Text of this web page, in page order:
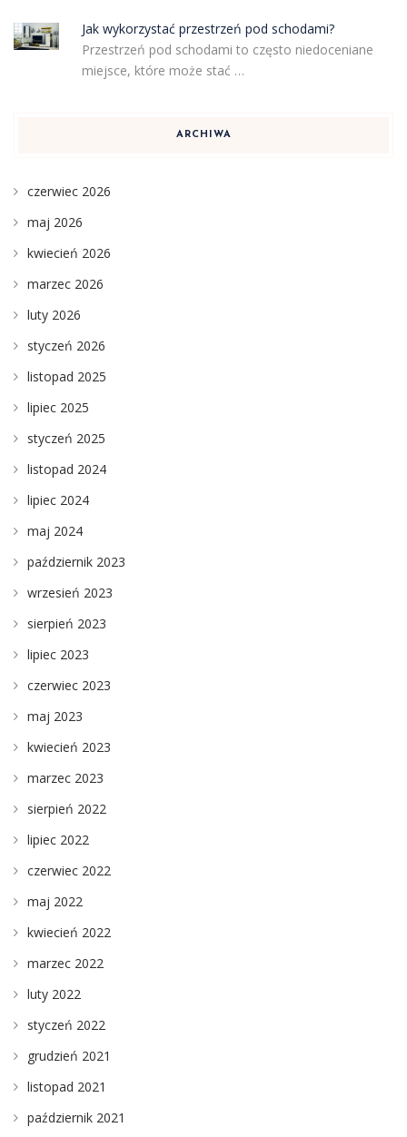
Jak wykorzystać przestrzeń pod schodami?
Przestrzeń pod schodami to często niedoceniane
miejsce, które może stać …
ARCHIWA
czerwiec 2026
maj 2026
kwiecień 2026
marzec 2026
luty 2026
styczeń 2026
listopad 2025
lipiec 2025
styczeń 2025
listopad 2024
lipiec 2024
maj 2024
październik 2023
wrzesień 2023
sierpień 2023
lipiec 2023
czerwiec 2023
maj 2023
kwiecień 2023
marzec 2023
sierpień 2022
lipiec 2022
czerwiec 2022
maj 2022
kwiecień 2022
marzec 2022
luty 2022
styczeń 2022
grudzień 2021
listopad 2021
październik 2021